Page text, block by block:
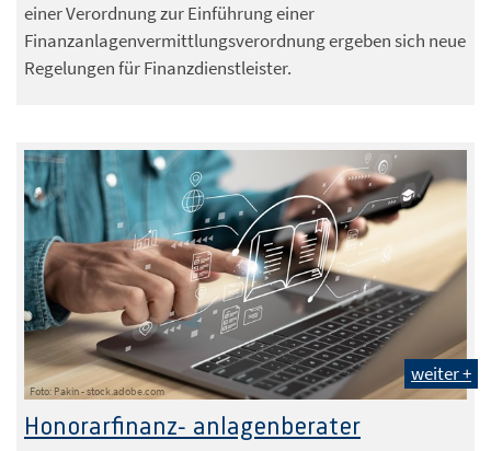
einer Verordnung zur Einführung einer
Finanzanlagenvermittlungsverordnung ergeben sich neue
Regelungen für Finanzdienstleister.
Foto: Pakin - stock.adobe.com
weiter +
Honorarfinanz- anlagenberater